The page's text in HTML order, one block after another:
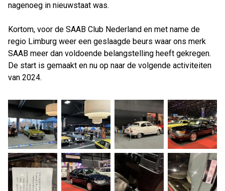
nagenoeg in nieuwstaat was.
Kortom, voor de SAAB Club Nederland en met name de
regio Limburg weer een geslaagde beurs waar ons merk
SAAB meer dan voldoende belangstelling heeft gekregen.
De start is gemaakt en nu op naar de volgende activiteiten
van 2024.